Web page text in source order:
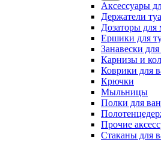
Аксессуары
Держатели
Дозаторы для
Ершики для
Занавески
Карнизы и
Коврики для
Крючки
Мыльницы
Полки для
Прочие
Стаканы для